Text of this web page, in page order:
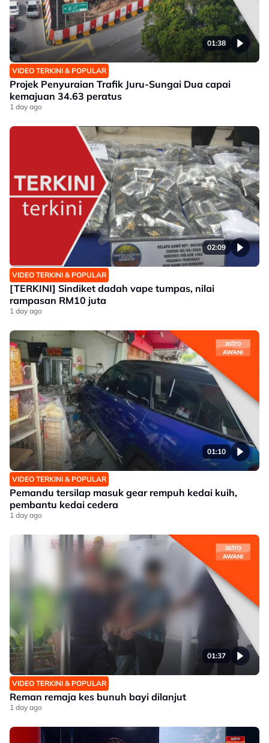
01:38
VIDEO TERKINI & POPULAR
Projek Penyuraian Trafik Juru-Sungai Dua capai
kemajuan 34.63 peratus
1 day ago
02:09
VIDEO TERKINI & POPULAR
[TERKINI] Sindiket dadah vape tumpas, nilai
rampasan RM10 juta
1 day ago
01:10
VIDEO TERKINI & POPULAR
Pemandu tersilap masuk gear rempuh kedai kuih,
pembantu kedai cedera
1 day ago
01:37
VIDEO TERKINI & POPULAR
Reman remaja kes bunuh bayi dilanjut
1 day ago